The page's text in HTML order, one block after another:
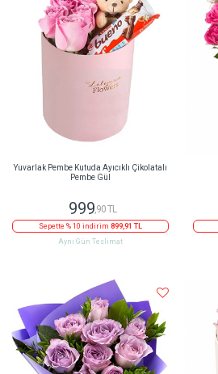
Yuvarlak Pembe Kutuda Ayıcıklı Çikolatalı
Pembe Gül
999,90 TL
Sepette % 10 indirim 899,91 TL
Aynı Gün Teslimat